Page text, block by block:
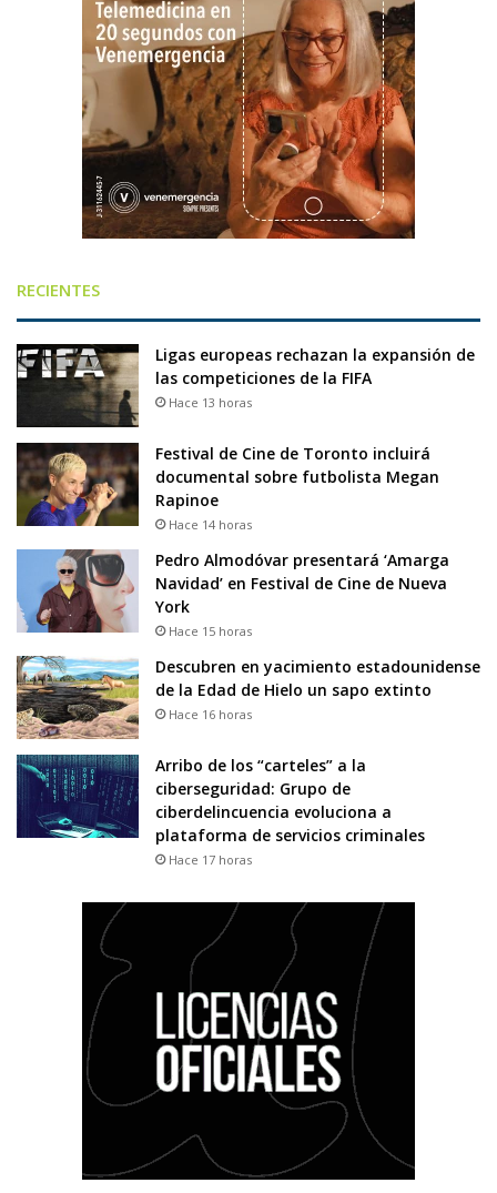
RECIENTES
Ligas europeas rechazan la expansión de
las competiciones de la FIFA
Hace 13 horas
Festival de Cine de Toronto incluirá
documental sobre futbolista Megan
Rapinoe
Hace 14 horas
Pedro Almodóvar presentará ‘Amarga
Navidad’ en Festival de Cine de Nueva
York
Hace 15 horas
Descubren en yacimiento estadounidense
de la Edad de Hielo un sapo extinto
Hace 16 horas
Arribo de los “carteles” a la
ciberseguridad: Grupo de
ciberdelincuencia evoluciona a
plataforma de servicios criminales
Hace 17 horas